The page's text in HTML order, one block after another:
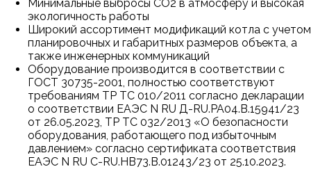
Минимальные выбросы СО2 в атмосферу и высокая
экологичность работы
Широкий ассортимент модификаций котла с учетом
планировочных и габаритных размеров объекта, а
также инженерных коммуникаций
Оборудование производится в соответствии с
ГОСТ 30735-2001, полностью соответствуют
требованиям ТР ТС 010/2011 согласно декларации
о соответствии ЕАЭС N RU Д-RU.РА04.В.15941/23
от 26.05.2023, ТР ТС 032/2013 «О безопасности
оборудования, работающего под избыточным
давлением» согласно сертификата соответствия
ЕАЭС N RU С-RU.НВ73.В.01243/23 от 25.10.2023.